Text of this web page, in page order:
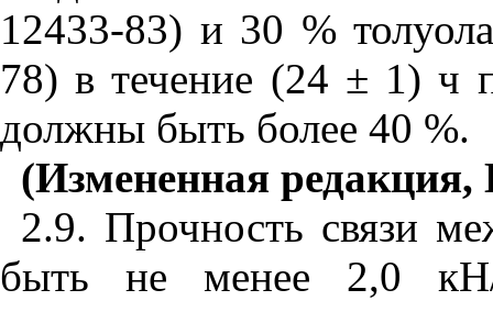
12433-83) и 30 %
78) в течение (24 ± 1) ч
должны быть более 40 %.
(Измененная
2.9. Прочность связи
быть не менее 2,0 кН/